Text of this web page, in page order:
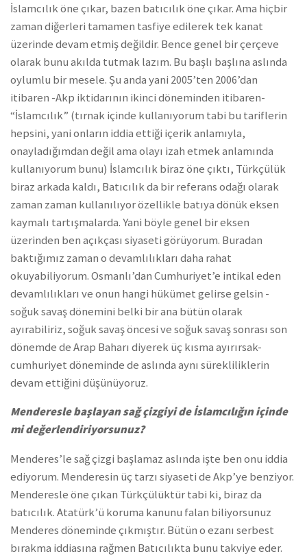
İslamcılık öne çıkar, bazen batıcılık öne çıkar. Ama hiçbir
zaman diğerleri tamamen tasfiye edilerek tek kanat
üzerinde devam etmiş değildir. Bence genel bir çerçeve
olarak bunu akılda tutmak lazım. Bu başlı başlına aslında
oylumlu bir mesele. Şu anda yani 2005’ten 2006’dan
itibaren -Akp iktidarının ikinci döneminden itibaren-
“İslamcılık” (tırnak içinde kullanıyorum tabi bu tariflerin
hepsini, yani onların iddia ettiği içerik anlamıyla,
onayladığımdan değil ama olayı izah etmek anlamında
kullanıyorum bunu) İslamcılık biraz öne çıktı, Türkçülük
biraz arkada kaldı, Batıcılık da bir referans odağı olarak
zaman zaman kullanılıyor özellikle batıya dönük eksen
kaymalı tartışmalarda. Yani böyle genel bir eksen
üzerinden ben açıkçası siyaseti görüyorum. Buradan
baktığımız zaman o devamlılıkları daha rahat
okuyabiliyorum. Osmanlı’dan Cumhuriyet’e intikal eden
devamlılıkları ve onun hangi hükümet gelirse gelsin -
soğuk savaş dönemini belki bir ana bütün olarak
ayırabiliriz, soğuk savaş öncesi ve soğuk savaş sonrası son
dönemde de Arap Baharı diyerek üç kısma ayırırsak-
cumhuriyet döneminde de aslında aynı sürekliliklerin
devam ettiğini düşünüyoruz.
Menderesle başlayan sağ çizgiyi de İslamcılığın içinde
mi değerlendiriyorsunuz?
Menderes’le sağ çizgi başlamaz aslında işte ben onu iddia
ediyorum. Menderesin üç tarzı siyaseti de Akp’ye benziyor.
Menderesle öne çıkan Türkçülüktür tabi ki, biraz da
batıcılık. Atatürk’ü koruma kanunu falan biliyorsunuz
Menderes döneminde çıkmıştır. Bütün o ezanı serbest
bırakma iddiasına rağmen Batıcılıkta bunu takviye eder.